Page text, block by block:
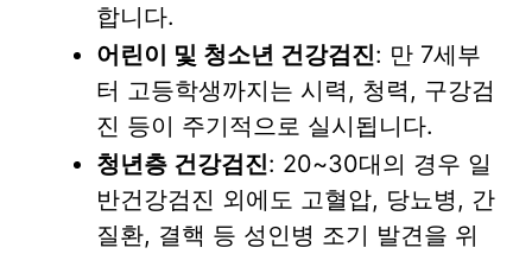
합니다.
어린이 및 청소년 건강검진: 만 7세부
터 고등학생까지는 시력, 청력, 구강검
진 등이 주기적으로 실시됩니다.
청년층 건강검진: 20~30대의 경우 일
반건강검진 외에도 고혈압, 당뇨병, 간
질환, 결핵 등 성인병 조기 발견을 위